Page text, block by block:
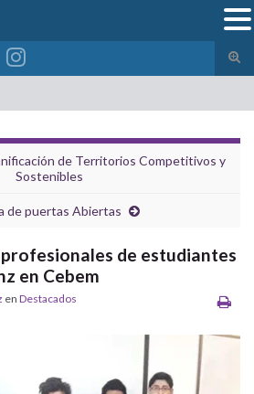
el
de Territorios Competitivos y
Sostenibles
de puertas Abiertas
de estudiantes
en Cebem
en Destacados